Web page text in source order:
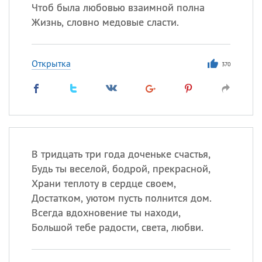
Чтоб была любовью взаимной полна
Жизнь, словно медовые сласти.
Открытка 370
В тридцать три года доченьке счастья,
Будь ты веселой, бодрой, прекрасной,
Храни теплоту в сердце своем,
Достатком, уютом пусть полнится дом.
Всегда вдохновение ты находи,
Большой тебе радости, света, любви.